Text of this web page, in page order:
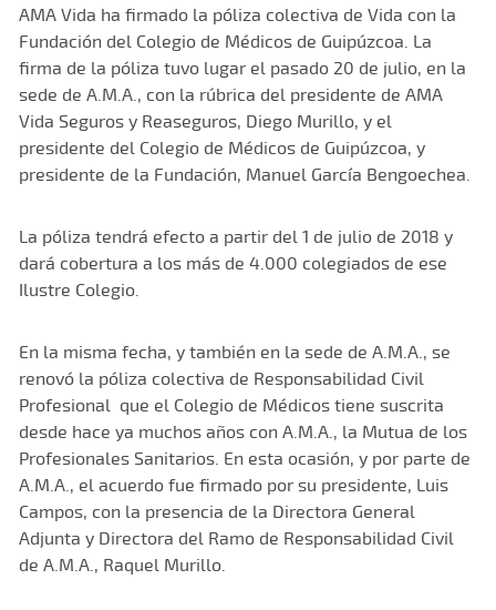
AMA Vida ha firmado la póliza colectiva de Vida con la
Fundación del Colegio de Médicos de Guipúzcoa. La
firma de la póliza tuvo lugar el pasado 20 de julio, en la
sede de A.M.A., con la rúbrica del presidente de AMA
Vida Seguros y Reaseguros, Diego Murillo, y el
presidente del Colegio de Médicos de Guipúzcoa, y
presidente de la Fundación, Manuel García Bengoechea.
La póliza tendrá efecto a partir del 1 de julio de 2018 y
dará cobertura a los más de 4.000 colegiados de ese
Ilustre Colegio.
En la misma fecha, y también en la sede de A.M.A., se
renovó la póliza colectiva de Responsabilidad Civil
Profesional que el Colegio de Médicos tiene suscrita
desde hace ya muchos años con A.M.A., la Mutua de los
Profesionales Sanitarios. En esta ocasión, y por parte de
A.M.A., el acuerdo fue firmado por su presidente, Luis
Campos, con la presencia de la Directora General
Adjunta y Directora del Ramo de Responsabilidad Civil
de A.M.A., Raquel Murillo.